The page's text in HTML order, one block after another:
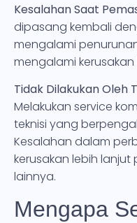
Kesalahan Saat
dipasang kembali
mengalami
mengalami
Tidak Dilakukan Oleh
Melakukan service
teknisi yang
Kesalahan dalam
kerusakan lebih
lainnya.
Mengapa